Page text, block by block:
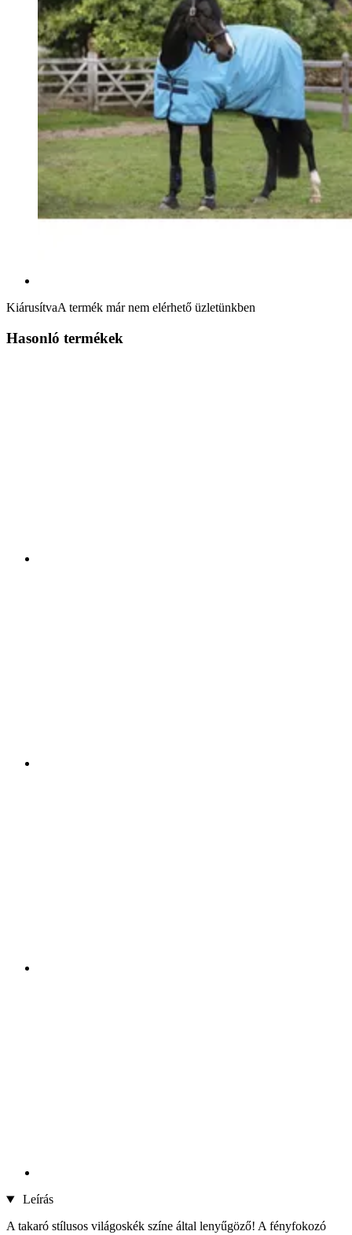
KiárusítvaA termék már nem elérhető üzletünkben
Hasonló termékek
Leírás
A takaró stílusos világoskék színe által lenyűgöző! A fényfokozó